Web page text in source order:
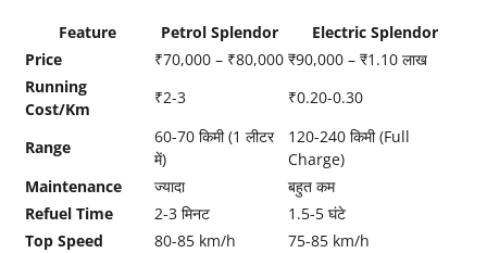
Feature Petrol Splendor
Electric Splendor
Price
₹70,000 – ₹80,000 ₹90,000 – ₹1.10 लाख
Running
Cost/Km
₹2-3 ₹0.20-0.30
Range
60-70 किमी (1 लीटर
में)
120-240 किमी (Full
Charge)
Maintenance
ज्यादा
बहुत कम
Refuel Time
2-3 मिनट
1.5-5 घंटे
Top Speed
80-85 km/h
75-85 km/h